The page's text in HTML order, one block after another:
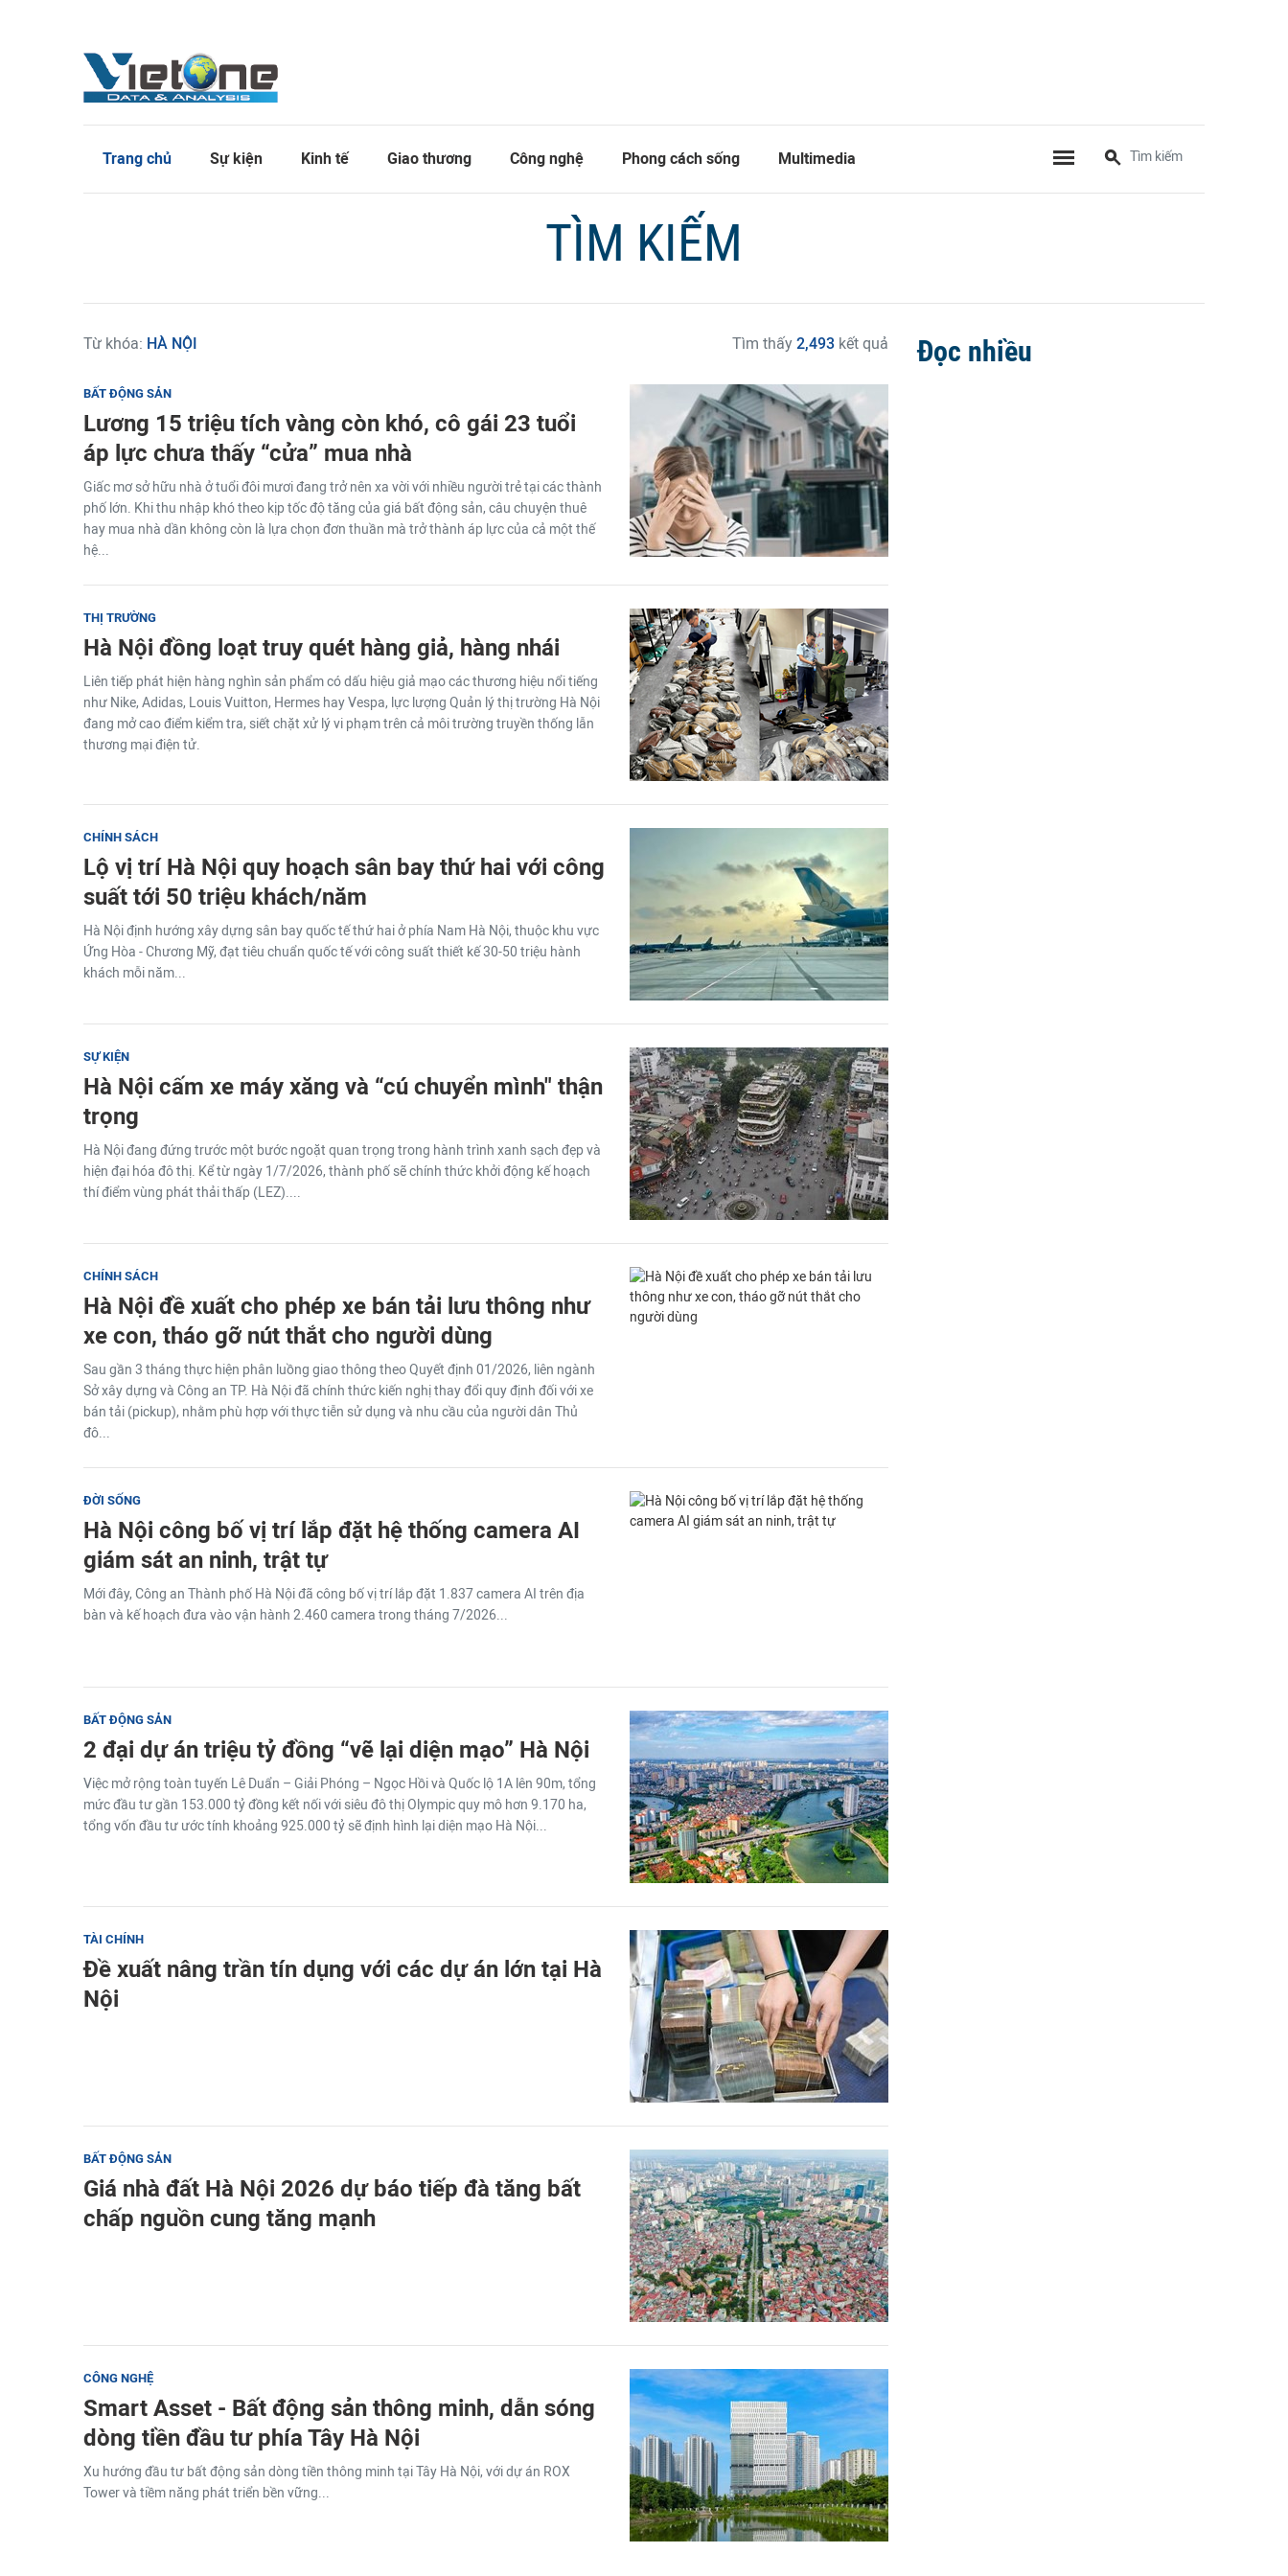
Trang chủ Sự kiện Kinh tế Giao thương Công nghệ Phong cách sống Multimedia
TÌM KIẾM
Từ khóa: HÀ NỘI Tìm thấy 2,493 kết quả
BẤT ĐỘNG SẢN
Lương 15 triệu tích vàng còn khó, cô gái 23 tuổi
áp lực chưa thấy “cửa” mua nhà
Giấc mơ sở hữu nhà ở tuổi đôi mươi đang trở nên xa vời với nhiều người trẻ tại các thành
phố lớn. Khi thu nhập khó theo kịp tốc độ tăng của giá bất động sản, câu chuyện thuê
hay mua nhà dần không còn là lựa chọn đơn thuần mà trở thành áp lực của cả một thế
hệ...
THỊ TRƯỜNG
Hà Nội đồng loạt truy quét hàng giả, hàng nhái
Liên tiếp phát hiện hàng nghìn sản phẩm có dấu hiệu giả mạo các thương hiệu nổi tiếng
như Nike, Adidas, Louis Vuitton, Hermes hay Vespa, lực lượng Quản lý thị trường Hà Nội
đang mở cao điểm kiểm tra, siết chặt xử lý vi phạm trên cả môi trường truyền thống lẫn
thương mại điện tử.
CHÍNH SÁCH
Lộ vị trí Hà Nội quy hoạch sân bay thứ hai với công
suất tới 50 triệu khách/năm
Hà Nội định hướng xây dựng sân bay quốc tế thứ hai ở phía Nam Hà Nội, thuộc khu vực
Ứng Hòa - Chương Mỹ, đạt tiêu chuẩn quốc tế với công suất thiết kế 30-50 triệu hành
khách mỗi năm...
SỰ KIỆN
Hà Nội cấm xe máy xăng và “cú chuyển mình" thận
trọng
Hà Nội đang đứng trước một bước ngoặt quan trọng trong hành trình xanh sạch đẹp và
hiện đại hóa đô thị. Kể từ ngày 1/7/2026, thành phố sẽ chính thức khởi động kế hoạch
thí điểm vùng phát thải thấp (LEZ)....
CHÍNH SÁCH
Hà Nội đề xuất cho phép xe bán tải lưu thông như
xe con, tháo gỡ nút thắt cho người dùng
Sau gần 3 tháng thực hiện phân luồng giao thông theo Quyết định 01/2026, liên ngành
Sở xây dựng và Công an TP. Hà Nội đã chính thức kiến nghị thay đổi quy định đối với xe
bán tải (pickup), nhằm phù hợp với thực tiễn sử dụng và nhu cầu của người dân Thủ
đô...
ĐỜI SỐNG
Hà Nội công bố vị trí lắp đặt hệ thống camera AI
giám sát an ninh, trật tự
Mới đây, Công an Thành phố Hà Nội đã công bố vị trí lắp đặt 1.837 camera AI trên địa
bàn và kế hoạch đưa vào vận hành 2.460 camera trong tháng 7/2026...
BẤT ĐỘNG SẢN
2 đại dự án triệu tỷ đồng “vẽ lại diện mạo” Hà Nội
Việc mở rộng toàn tuyến Lê Duẩn – Giải Phóng – Ngọc Hồi và Quốc lộ 1A lên 90m, tổng
mức đầu tư gần 153.000 tỷ đồng kết nối với siêu đô thị Olympic quy mô hơn 9.170 ha,
tổng vốn đầu tư ước tính khoảng 925.000 tỷ sẽ định hình lại diện mạo Hà Nội...
TÀI CHÍNH
Đề xuất nâng trần tín dụng với các dự án lớn tại Hà
Nội
BẤT ĐỘNG SẢN
Giá nhà đất Hà Nội 2026 dự báo tiếp đà tăng bất
chấp nguồn cung tăng mạnh
CÔNG NGHỆ
Smart Asset - Bất động sản thông minh, dẫn sóng
dòng tiền đầu tư phía Tây Hà Nội
Xu hướng đầu tư bất động sản dòng tiền thông minh tại Tây Hà Nội, với dự án ROX
Tower và tiềm năng phát triển bền vững...
Đọc nhiều